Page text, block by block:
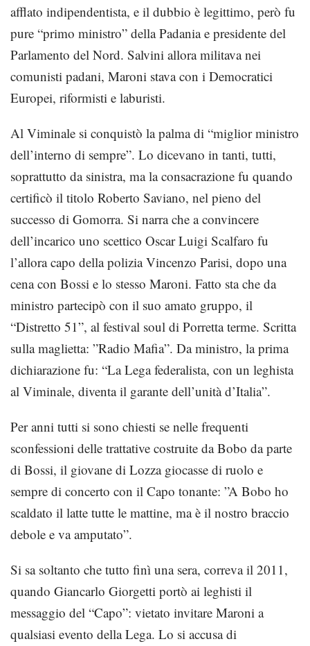
afflato indipendentista, e il dubbio è legittimo, però fu
pure “primo ministro” della Padania e presidente del
Parlamento del Nord. Salvini allora militava nei
comunisti padani, Maroni stava con i Democratici
Europei, riformisti e laburisti.
Al Viminale si conquistò la palma di “miglior ministro
dell’interno di sempre”. Lo dicevano in tanti, tutti,
soprattutto da sinistra, ma la consacrazione fu quando
certificò il titolo Roberto Saviano, nel pieno del
successo di Gomorra. Si narra che a convincere
dell’incarico uno scettico Oscar Luigi Scalfaro fu
l’allora capo della polizia Vincenzo Parisi, dopo una
cena con Bossi e lo stesso Maroni. Fatto sta che da
ministro partecipò con il suo amato gruppo, il
“Distretto 51”, al festival soul di Porretta terme. Scritta
sulla maglietta: ”Radio Mafia”. Da ministro, la prima
dichiarazione fu: “La Lega federalista, con un leghista
al Viminale, diventa il garante dell’unità d’Italia”.
Per anni tutti si sono chiesti se nelle frequenti
sconfessioni delle trattative costruite da Bobo da parte
di Bossi, il giovane di Lozza giocasse di ruolo e
sempre di concerto con il Capo tonante: ”A Bobo ho
scaldato il latte tutte le mattine, ma è il nostro braccio
debole e va amputato”.
Si sa soltanto che tutto finì una sera, correva il 2011,
quando Giancarlo Giorgetti portò ai leghisti il
messaggio del “Capo”: vietato invitare Maroni a
qualsiasi evento della Lega. Lo si accusa di